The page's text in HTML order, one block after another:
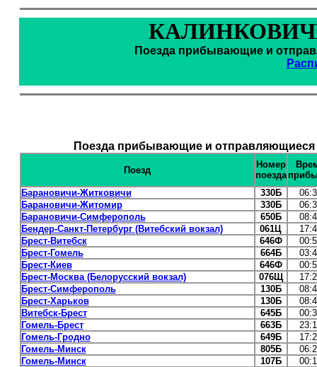
Поезда прибывающие и
Поезда прибывающие и отправляющиеся
Поезд
Номер
поезда
Барановичи-Житковичи
330Б
Барановичи-Житомир
330Б
Барановичи-Симферополь
650Б
Бендер-Санкт-Петербург (Витебский вокзал)
061Ц
Брест-Витебск
646Ф
Брест-Гомель
664Б
Брест-Киев
646Ф
Брест-Москва (Белорусский вокзал)
076Щ
Брест-Симферополь
130Б
Брест-Харьков
130Б
Витебск-Брест
645Б
Гомель-Брест
663Б
Гомель-Гродно
649Б
Гомель-Минск
805Б
Гомель-Минск
107Б